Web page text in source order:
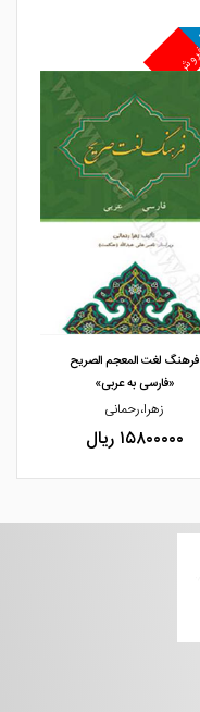
مشاهده و خرید
فرهنگ لغت المعجم الصریح
«فارسی به عربی»
زهرا،رحمانی
۱۵۸۰۰۰۰۰ ریال